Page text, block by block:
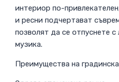
интериор по-
и ресни подчертават
позволят да се отпуснете
музика.
Преимущества на